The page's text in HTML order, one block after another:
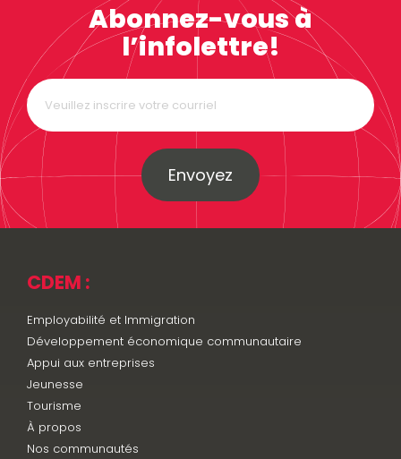
Abonnez-vous à
l’infolettre!
Envoyez
CDEM :
Employabilité et Immigration
Développement économique communautaire
Appui aux entreprises
Jeunesse
Tourisme
À propos
Nos communautés